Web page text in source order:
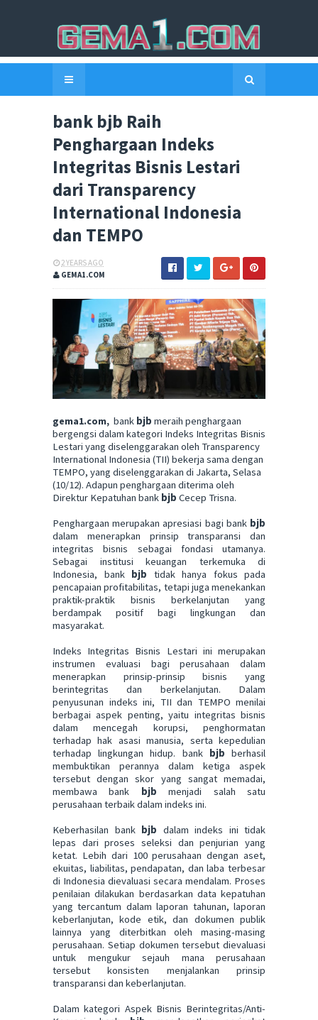
bank bjb Raih
Penghargaan Indeks
Integritas Bisnis Lestari
dari Transparency
International Indonesia
dan TEMPO
2 YEARS AGO
GEMA1.COM
gema1.com, bank bjb meraih penghargaan
bergengsi dalam kategori Indeks Integritas Bisnis
Lestari yang diselenggarakan oleh Transparency
International Indonesia (TII) bekerja sama dengan
TEMPO, yang diselenggarakan di Jakarta, Selasa
(10/12). Adapun penghargaan diterima oleh
Direktur Kepatuhan bank bjb Cecep Trisna.
Penghargaan merupakan apresiasi bagi bank bjb
dalam menerapkan prinsip transparansi dan
integritas bisnis sebagai fondasi utamanya.
Sebagai institusi keuangan terkemuka di
Indonesia, bank bjb tidak hanya fokus pada
pencapaian profitabilitas, tetapi juga menekankan
praktik-praktik bisnis berkelanjutan yang
berdampak positif bagi lingkungan dan
masyarakat.
Indeks Integritas Bisnis Lestari ini merupakan
instrumen evaluasi bagi perusahaan dalam
menerapkan prinsip-prinsip bisnis yang
berintegritas dan berkelanjutan. Dalam
penyusunan indeks ini, TII dan TEMPO menilai
berbagai aspek penting, yaitu integritas bisnis
dalam mencegah korupsi, penghormatan
terhadap hak asasi manusia, serta kepedulian
terhadap lingkungan hidup. bank bjb berhasil
membuktikan perannya dalam ketiga aspek
tersebut dengan skor yang sangat memadai,
membawa bank bjbmenjadi salah satu
perusahaan terbaik dalam indeks ini.
Keberhasilan bank bjb dalam indeks ini tidak
lepas dari proses seleksi dan penjurian yang
ketat. Lebih dari 100 perusahaan dengan aset,
ekuitas, liabilitas, pendapatan, dan laba terbesar
di Indonesia dievaluasi secara mendalam. Proses
penilaian dilakukan berdasarkan data kepatuhan
yang tercantum dalam laporan tahunan, laporan
keberlanjutan, kode etik, dan dokumen publik
lainnya yang diterbitkan oleh masing-masing
perusahaan. Setiap dokumen tersebut dievaluasi
untuk mengukur sejauh mana perusahaan
tersebut konsisten menjalankan prinsip
transparansi dan keberlanjutan.
Dalam kategori Aspek Bisnis Berintegritas/Anti-